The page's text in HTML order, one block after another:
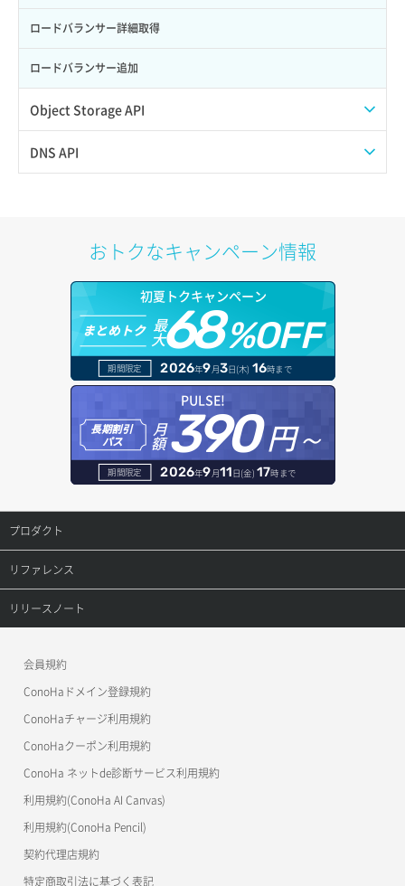
サーバー削除
サーバー操作（起動/停止/再起動/強制停止）
サーバー設定切替
ポートデタッチ
ボリュームアタッチ
ボリュームデタッチ
ポート詳細取得
ロードバランサー詳細取得
ロードバランサー追加
Object Storage API
Web公開
オブジェクトダウンロード
オブジェクトバージョン管理
オブジェクト一覧取得
オブジェクト削除
オブジェクト削除予約
オブジェクト複製
オブジェクト詳細取得
コンテナ一覧取得
コンテナ作成
コンテナ削除
ラージオブジェクトアップロード(DLO)
一時的Web公開
DNS API
ドメイン情報登録
ドメイン詳細取得
レコード一覧取得
レコード作成
レコード更新
レコード詳細取得
おトクなキャンペーン情報
初夏トクキャンペーン
まとめトク 最
大68%OFF
期間限定 2026年9月3日(木) 16時まで
PULSE!
長期割引
パス
月
額390円～
期間限定 2026年9月11日(金) 17時まで
プロダクト
プロダクトトップ
ConoHa VPS(Ver.3.0)
ConoHa for GAME
リファレンス
リファレンストップ
OpenStack CLI
Terraform
s3cmd
公開API(ConoHa VPS Ver.2.0)
リリースノート
会員規約
ConoHaドメイン登録規約
ConoHaチャージ利用規約
ConoHaクーポン利用規約
ConoHa ネットde診断サービス利用規約
利用規約(ConoHa AI Canvas)
利用規約(ConoHa Pencil)
契約代理店規約
特定商取引法に基づく表記